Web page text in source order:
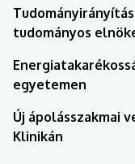
tudományos
egyetemen
Új ápolásszakmai
Klinikán